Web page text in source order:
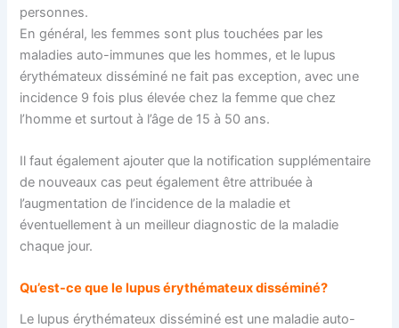
personnes.
En général, les femmes sont plus touchées par les
maladies auto-immunes que les hommes, et le lupus
érythémateux disséminé ne fait pas exception, avec une
incidence 9 fois plus élevée chez la femme que chez
l’homme et surtout à l’âge de 15 à 50 ans.
Il faut également ajouter que la notification supplémentaire
de nouveaux cas peut également être attribuée à
l’augmentation de l’incidence de la maladie et
éventuellement à un meilleur diagnostic de la maladie
chaque jour.
Qu’est-ce que le lupus érythémateux disséminé?
Le lupus érythémateux disséminé est une maladie auto-